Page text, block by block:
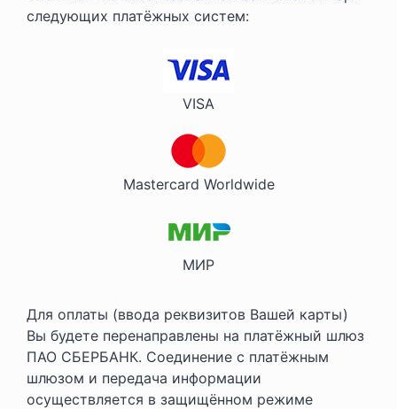
следующих платёжных систем:
VISA
Mastercard Worldwide
МИР
Для оплаты (ввода реквизитов Вашей карты)
Вы будете перенаправлены на платёжный шлюз
ПАО СБЕРБАНК. Соединение с платёжным
шлюзом и передача информации
осуществляется в защищённом режиме